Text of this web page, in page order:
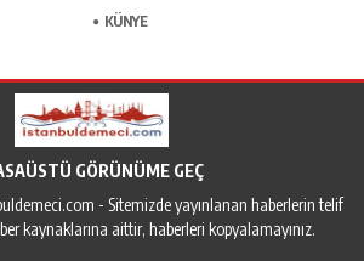
KÜNYE
GÖRÜNÜME GEÇ
- Sitemizde yayınlanan haberlerin telif
kaynaklarına aittir, haberleri kopyalamayınız.